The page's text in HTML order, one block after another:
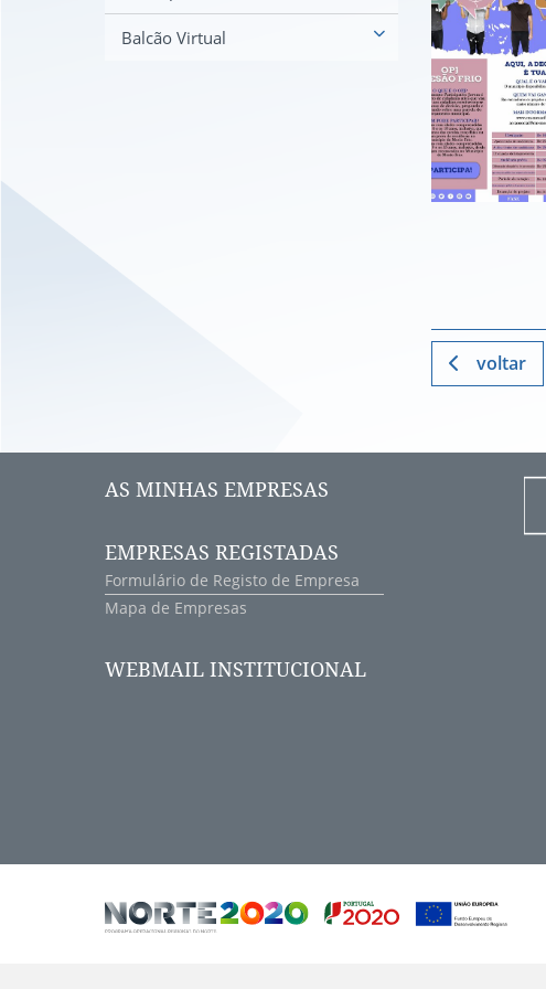
Balcão Virtual
voltar
AS MINHAS EMPRESAS
EMPRESAS REGISTADAS
Formulário de Registo de Empresa
Mapa de Empresas
WEBMAIL INSTITUCIONAL